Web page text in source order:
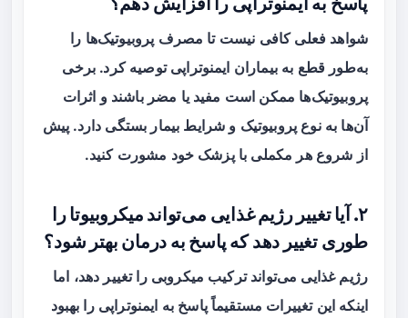
شواهد فعلی کافی نیست تا مصرف پروبیوتیک‌ها را
به‌طور قطع به بیماران ایمنوتراپی توصیه کرد. برخی
پروبیوتیک‌ها ممکن است مفید یا مضر باشند و اثرات
آن‌ها به نوع پروبیوتیک و شرایط بیمار بستگی دارد. پیش
از شروع هر مکملی با پزشک خود مشورت کنید.
۲. آیا تغییر رژیم غذایی می‌تواند میکروبیوتا را
طوری تغییر دهد که پاسخ به درمان بهتر شود؟
رژیم غذایی می‌تواند ترکیب میکروبی را تغییر دهد، اما
اینکه این تغییرات مستقیماً پاسخ به ایمنوتراپی را بهبود